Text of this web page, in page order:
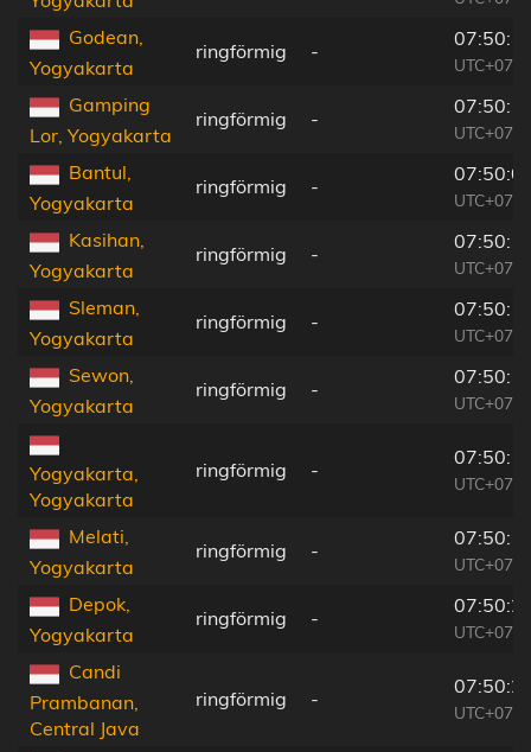
Godean,
Yogyakarta
ringförmig -
Gamping
Lor, Yogyakarta
ringförmig -
Bantul,
Yogyakarta
ringförmig -
Kasihan,
Yogyakarta
ringförmig -
Sleman,
Yogyakarta
ringförmig -
Sewon,
Yogyakarta
ringförmig -
Yogyakarta,
Yogyakarta
ringförmig -
Melati,
Yogyakarta
ringförmig -
Depok,
Yogyakarta
ringförmig -
Candi
Prambanan,
Central Java
ringförmig -